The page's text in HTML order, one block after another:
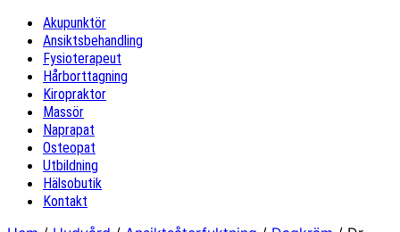
Akupunktör
Ansiktsbehandling
Fysioterapeut
Hårborttagning
Kiropraktor
Massör
Naprapat
Osteopat
Utbildning
Hälsobutik
Kontakt